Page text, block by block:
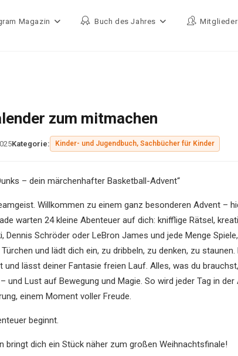
Magazin Buch des Jahres Mitglieder
zum mitmachen
Kategorie: Kinder- und Jugendbuch, Sachbücher für Kinder
– dein märchenhafter Basketball-Advent“
Willkommen zu einem ganz besonderen Advent –
warten 24 kleine Abenteuer auf dich: knifflige Rätsel,
Schröder oder LeBron James und jede Menge
und lädt dich ein, zu dribbeln, zu denken, zu
und lässt deiner Fantasie freien Lauf. Alles, was du
und Lust auf Bewegung und Magie. So wird jeder Tag in
einem Moment voller Freude.
beginnt.
bringt dich ein Stück näher zum großen Weihnachtsfinale!